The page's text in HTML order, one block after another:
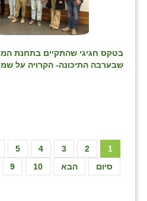
בטקס חגיגי שהתקיים בתחנת
שבערבה התיכונה- הקרויה על שמו
1
2
3
4
5
9
10 הבא סיום